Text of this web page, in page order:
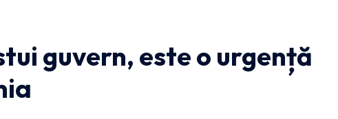
guvern, este o urgență